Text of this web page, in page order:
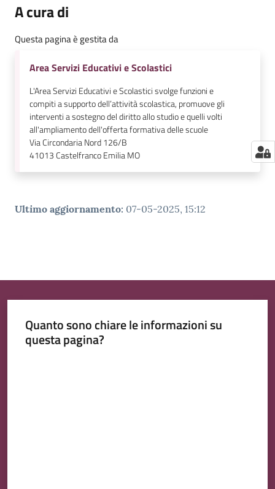
A cura di
Questa pagina è gestita da
Area Servizi Educativi e Scolastici
L'Area Servizi Educativi e Scolastici svolge funzioni e
compiti a supporto dell’attività scolastica, promuove gli
interventi a sostegno del diritto allo studio e quelli volti
all'ampliamento dell'offerta formativa delle scuole
Via Circondaria Nord 126/B
41013Castelfranco Emilia MO
Ultimo aggiornamento: 07-05-2025, 15:12
Quanto sono chiare le informazioni su
questa pagina?